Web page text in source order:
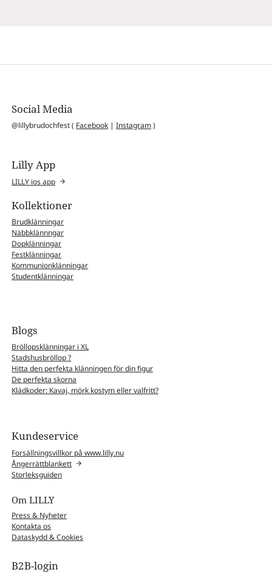
Social Media
@lillybrudochfest ( Facebook |Instagram)
Lilly App
LILLY ios app
Kollektioner
Brudklänningar
Näbbklännngar
Dopklänningar
Festklänningar
Kommunionklänningar
Studentklänningar
Blogs
Bröllopsklänningar i XL
Stadshusbröllop ?
Hitta den perfekta klänningen för din figur
De perfekta skorna
Klädkoder: Kavaj, mörk kostym eller valfritt?
Kundeservice
Forsällningsvillkor på www.lilly.nu
Ångerrättblankett
Storleksguiden
Om LILLY
Press & Nyheter
Kontakta os
Dataskydd & Cookies
B2B-login